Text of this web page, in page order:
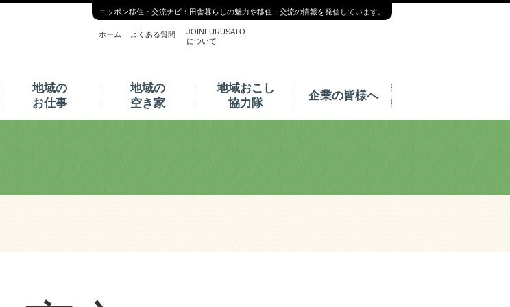
ニッポン移住・交流ナビ：田舎暮らしの魅力や移住・交流の情報を発信しています。
ホーム よくある質問
JOINFURUSATO
について
地域の
お仕事
地域の
空き家
地域おこし
協力隊
企業の皆様へ